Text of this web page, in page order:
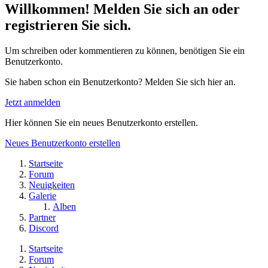
Willkommen! Melden Sie sich an oder
registrieren Sie sich.
Um schreiben oder kommentieren zu können, benötigen Sie ein
Benutzerkonto.
Sie haben schon ein Benutzerkonto? Melden Sie sich hier an.
Jetzt anmelden
Hier können Sie ein neues Benutzerkonto erstellen.
Neues Benutzerkonto erstellen
Startseite
Forum
Neuigkeiten
Galerie
Alben
Partner
Discord
Startseite
Forum